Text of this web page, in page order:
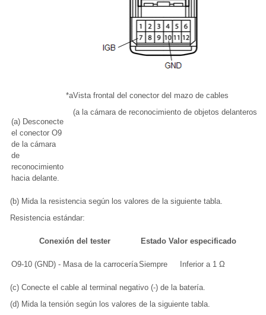
(a) Desconecte
el conector O9
de la cámara
de
reconocimiento
hacia delante.
*aVista frontal del conector del mazo de cables
(a la cámara de reconocimiento de objetos delanteros)
(b) Mida la resistencia según los valores de la siguiente tabla.
Resistencia estándar:
Conexión del tester Estado Valor especificado
O9-10 (GND) - Masa de la carroceríaSiempre Inferior a 1 Ω
(c) Conecte el cable al terminal negativo (-) de la batería.
(d) Mida la tensión según los valores de la siguiente tabla.